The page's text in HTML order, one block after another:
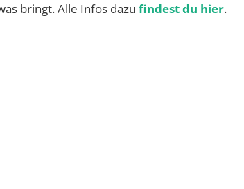
bringt. Alle Infos dazu findest du hier.